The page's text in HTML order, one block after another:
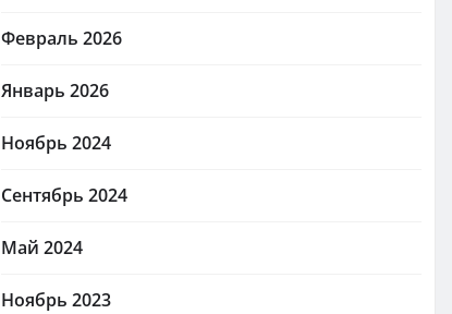
Февраль 2026
Январь 2026
Ноябрь 2024
Сентябрь 2024
Май 2024
Ноябрь 2023